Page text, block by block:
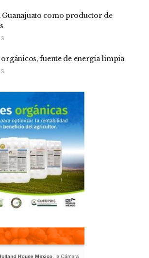
Guanajuato como productor de
orgánicos, fuente de energía limpia